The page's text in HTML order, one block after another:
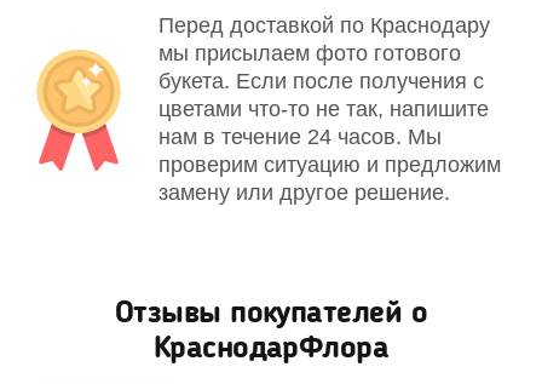
Перед доставкой по Краснодару
мы присылаем фото готового
букета. Если после получения с
цветами что-то не так, напишите
нам в течение 24 часов. Мы
проверим ситуацию и предложим
замену или другое решение.
Отзывы покупателей о
КраснодарФлора